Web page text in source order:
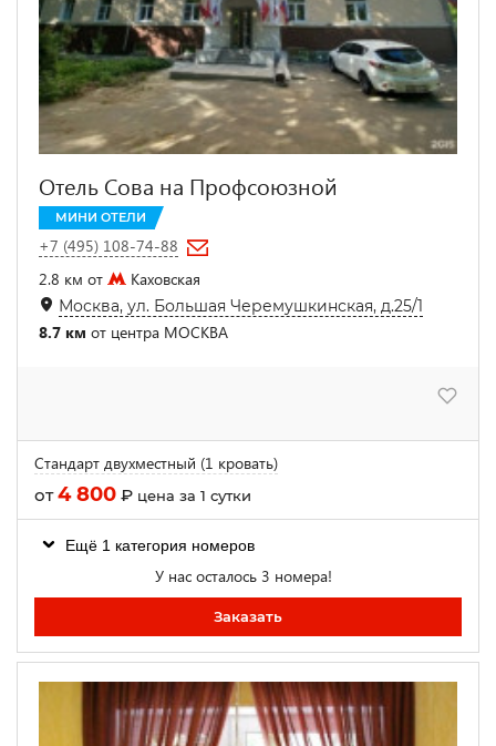
Отель Сова на Профсоюзной
МИНИ ОТЕЛИ
+7 (495) 108-74-88
2.8 км от
Каховская
Москва, ул. Большая Черемушкинская, д.25/1
8.7 км от центра МОСКВА
Стандарт двухместный (1 кровать)
от4 800 ₽ цена за 1 сутки
Ещё 1 категория номеров
У нас осталось 3 номера!
Заказать